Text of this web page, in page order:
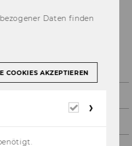
Daten finden
COOKIES AKZEPTIEREN
Erforderliche